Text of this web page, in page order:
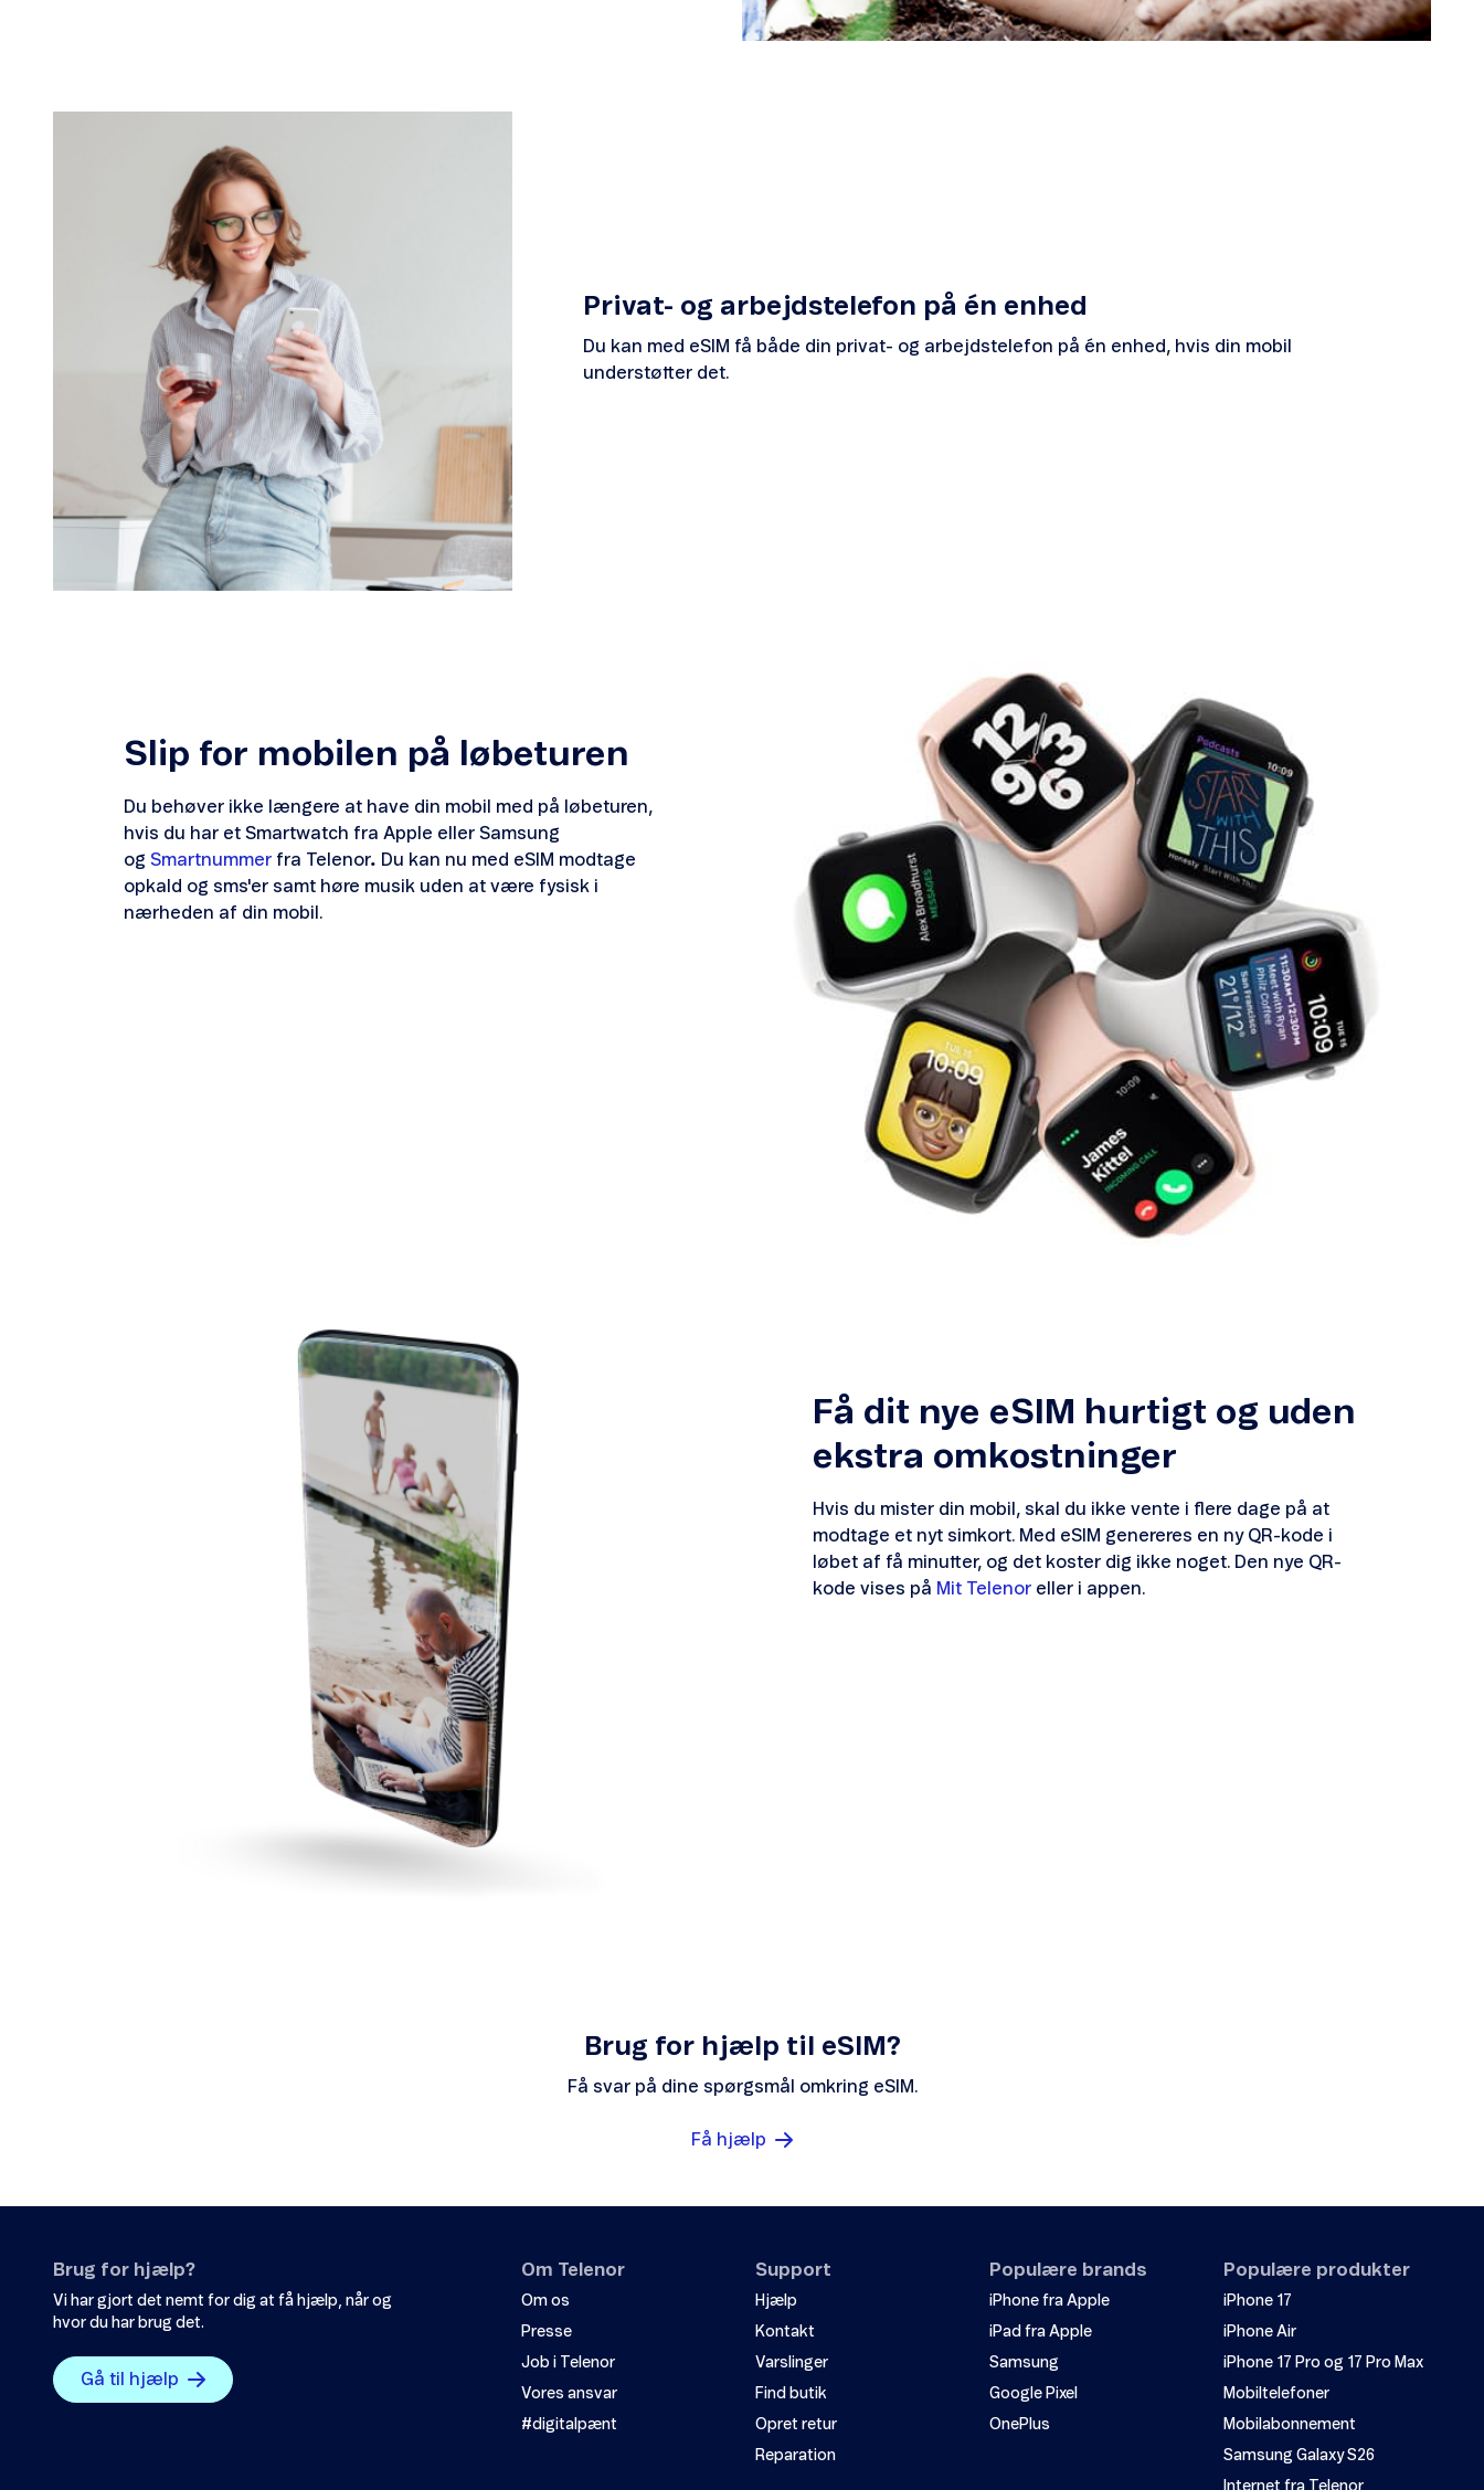
Privat- og arbejdstelefon på én enhed
Du kan med eSIM få både din privat- og arbejdstelefon på én enhed, hvis din mobil
understøtter det.
Slip for mobilen på løbeturen
Du behøver ikke længere at have din mobil med på løbeturen,
hvis du har et Smartwatch fra Apple eller Samsung
og Smartnummer fra Telenor. Du kan nu med eSIM modtage
opkald og sms'er samt høre musik uden at være fysisk i
nærheden af din mobil.
Få dit nye eSIM hurtigt og uden
ekstra omkostninger
Hvis du mister din mobil, skal du ikke vente i flere dage på at
modtage et nyt simkort. Med eSIM genereres en ny QR-kode i
løbet af få minutter, og det koster dig ikke noget. Den nye QR-
kode vises på Mit Telenor eller i appen.
Brug for hjælp til eSIM?
Få svar på dine spørgsmål omkring eSIM.
Få hjælp
Brug for hjælp?
Vi har gjort det nemt for dig at få hjælp, når og
hvor du har brug det.
Gå til hjælp
Om Telenor
Om os
Presse
Job i Telenor
Vores ansvar
#digitalpænt
Support
Hjælp
Kontakt
Varslinger
Find butik
Opret retur
Reparation
Populære brands
iPhone fra Apple
iPad fra Apple
Samsung
Google Pixel
OnePlus
Populære produkter
iPhone 17
iPhone Air
iPhone 17 Pro og 17 Pro Max
Mobiltelefoner
Mobilabonnement
Samsung Galaxy S26